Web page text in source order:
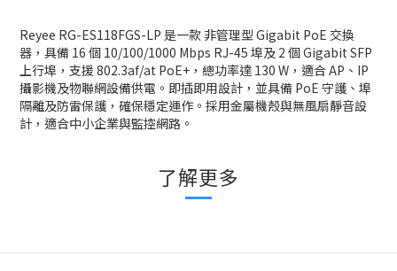
Reyee RG-ES118FGS-LP 是一款 非管理型 Gigabit PoE 交換
器，具備 16 個 10/100/1000 Mbps RJ-45 埠及 2 個 Gigabit SFP
上行埠，支援 802.3af/at PoE+，總功率達 130 W，適合 AP、IP
攝影機及物聯網設備供電。即插即用設計，並具備 PoE 守護、埠
隔離及防雷保護，確保穩定運作。採用金屬機殼與無風扇靜音設
計，適合中小企業與監控網路。
了解更多